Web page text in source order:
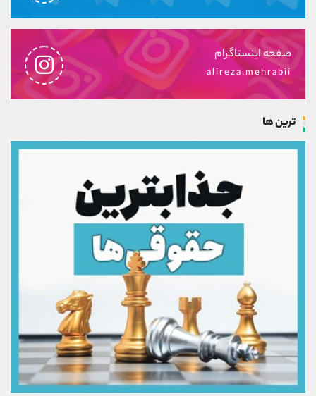
صفحه اینستاگرام
alireza.mehrabii
ترین ها